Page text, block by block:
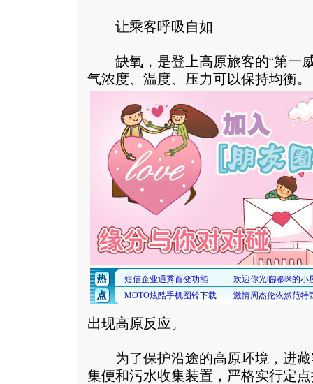
让乘客呼吸自如
缺氧，是登上高原旅客的“第一
气浓度、温度、压力可以保持均衡。
出现高原反应。
为了保护沿途的高原环境，进藏
集便和污水收集装置，严格实行定